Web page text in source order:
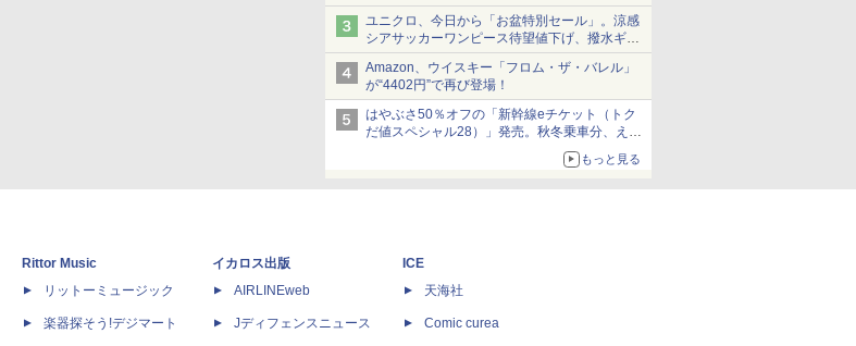
で順次無料配信開始
ユニクロ、今日から「お盆特別セール」。涼感
シアサッカーワンピース待望値下げ、撥水ギア
ショーツは1990円に
Amazon、ウイスキー「フロム・ザ・バレル」
が“4402円”で再び登場！
はやぶさ50％オフの「新幹線eチケット（トク
だ値スペシャル28）」発売。秋冬乗車分、えき
もっと見る
Rittor Music
リットーミュージック
楽器探そう!デジマート
イカロス出版
AIRLINEweb
Jディフェンスニュース
ICE
天海社
Comic curea